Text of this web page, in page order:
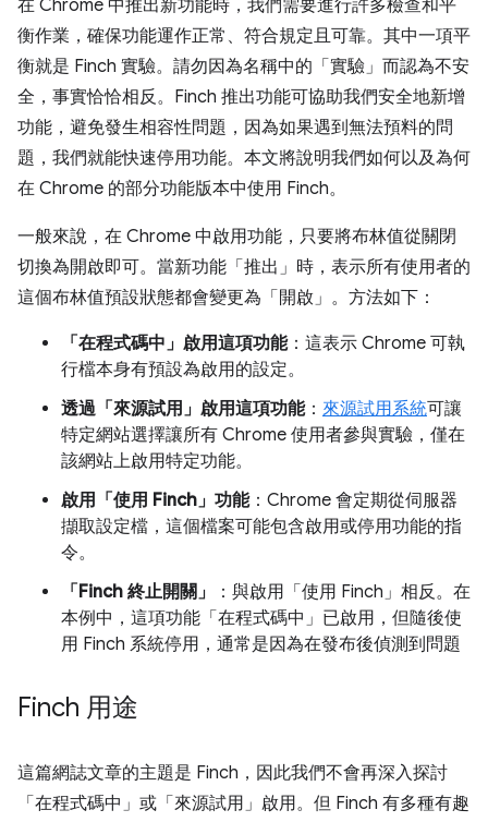
在 Chrome 中推出新功能時，我們需要進行許多檢查和平
衡作業，確保功能運作正常、符合規定且可靠。其中一項平
衡就是 Finch 實驗。請勿因為名稱中的「實驗」而認為不安
全，事實恰恰相反。Finch 推出功能可協助我們安全地新增
功能，避免發生相容性問題，因為如果遇到無法預料的問
題，我們就能快速停用功能。本文將說明我們如何以及為何
在 Chrome 的部分功能版本中使用 Finch。
一般來說，在 Chrome 中啟用功能，只要將布林值從關閉
切換為開啟即可。當新功能「推出」時，表示所有使用者的
這個布林值預設狀態都會變更為「開啟」。方法如下：
「在程式碼中」啟用這項功能：這表示 Chrome 可執
行檔本身有預設為啟用的設定。
透過「來源試用」啟用這項功能： 來源試用系統可讓
特定網站選擇讓所有 Chrome 使用者參與實驗，僅在
該網站上啟用特定功能。
啟用「使用 Finch」功能：Chrome 會定期從伺服器
擷取設定檔，這個檔案可能包含啟用或停用功能的指
令。
「Finch 終止開關」
：與啟用「使用 Finch」相反。在
本例中，這項功能「在程式碼中」已啟用，但隨後使
用 Finch 系統停用，通常是因為在發布後偵測到問題
Finch 用途
這篇網誌文章的主題是 Finch，因此我們不會再深入探討
「在程式碼中」或「來源試用」啟用。但 Finch 有多種有趣